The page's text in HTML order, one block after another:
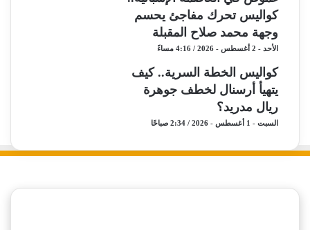
كواليس تحرك مفاجئ يحسم
وجهة محمد صلاح المقبلة
الأحد - 2 أغسطس - 2026 / 4:16 مساءً
كواليس الخطة السرية.. كيف
يتهيأ أرسنال لخطف جوهرة
ريال مدريد؟
السبت - 1 أغسطس - 2026 / 2:34 صباحًا
نبض